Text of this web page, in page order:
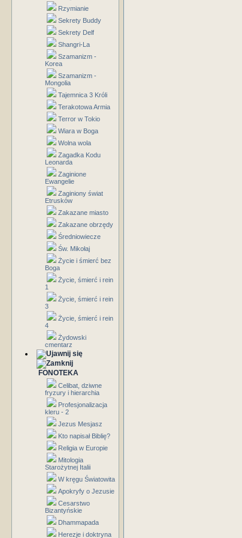
Rzymianie
Sekrety Buddy
Sekrety Delf
Shangri-La
Szamanizm -
Korea
Szamanizm -
Mongolia
Tajemnica 3 Króli
Terakotowa Armia
Terror w Tokio
Wiara w Boga
Wolna wola
Zagadka Kodu
Leonarda
Zaginione
Ewangelie
Zaginiony świat
Etrusków
Zakazane miasto
Zakazane obrzędy
Średniowiecze
Św. Mikołaj
Życie i śmierć bez
Boga
Życie, śmierć i rein
1
Życie, śmierć i rein
3
Życie, śmierć i rein
4
Żydowski
cmentarz
FONOTEKA
Celibat, dziwne
fryzury i hierarchia
Profesjonalizacja
kleru - 2
Jezus Mesjasz
Kto napisał Biblię?
Religia w Europie
Mitologia
Starożytnej Italii
W kręgu Światowita
Apokryfy o Jezusie
Cesarstwo
Bizantyńskie
Dhammapada
Herezje i doktryna